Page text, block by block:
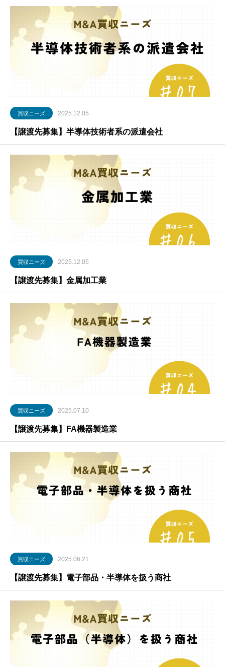
買収ニーズ 2025.12.05
【譲渡先募集】半導体技術者系の派遣会社
買収ニーズ 2025.12.05
【譲渡先募集】金属加工業
買収ニーズ 2025.07.10
【譲渡先募集】FA機器製造業
買収ニーズ 2025.06.21
【譲渡先募集】電子部品・半導体を扱う商社